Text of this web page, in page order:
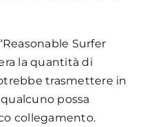
Surfer
la quantità di
trasmettere in
possa
collegamento.